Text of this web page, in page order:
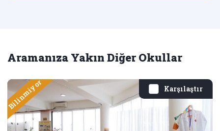
Aramanıza Yakın Diğer Okullar
Karşılaştır
Bilinmiyor